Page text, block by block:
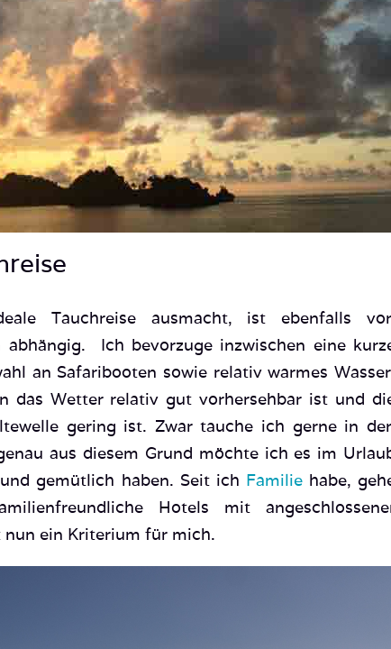
Tauchreise ausmacht, ist ebenfalls
abhängig. Ich bevorzuge inzwischen eine
an Safaribooten sowie relativ warmes
das Wetter relativ gut vorhersehbar ist und
gering ist. Zwar tauche ich gerne in
aus diesem Grund möchte ich es im
gemütlich haben. Seit ich Familiehabe,
Hotels mit
nun ein Kriterium für mich.